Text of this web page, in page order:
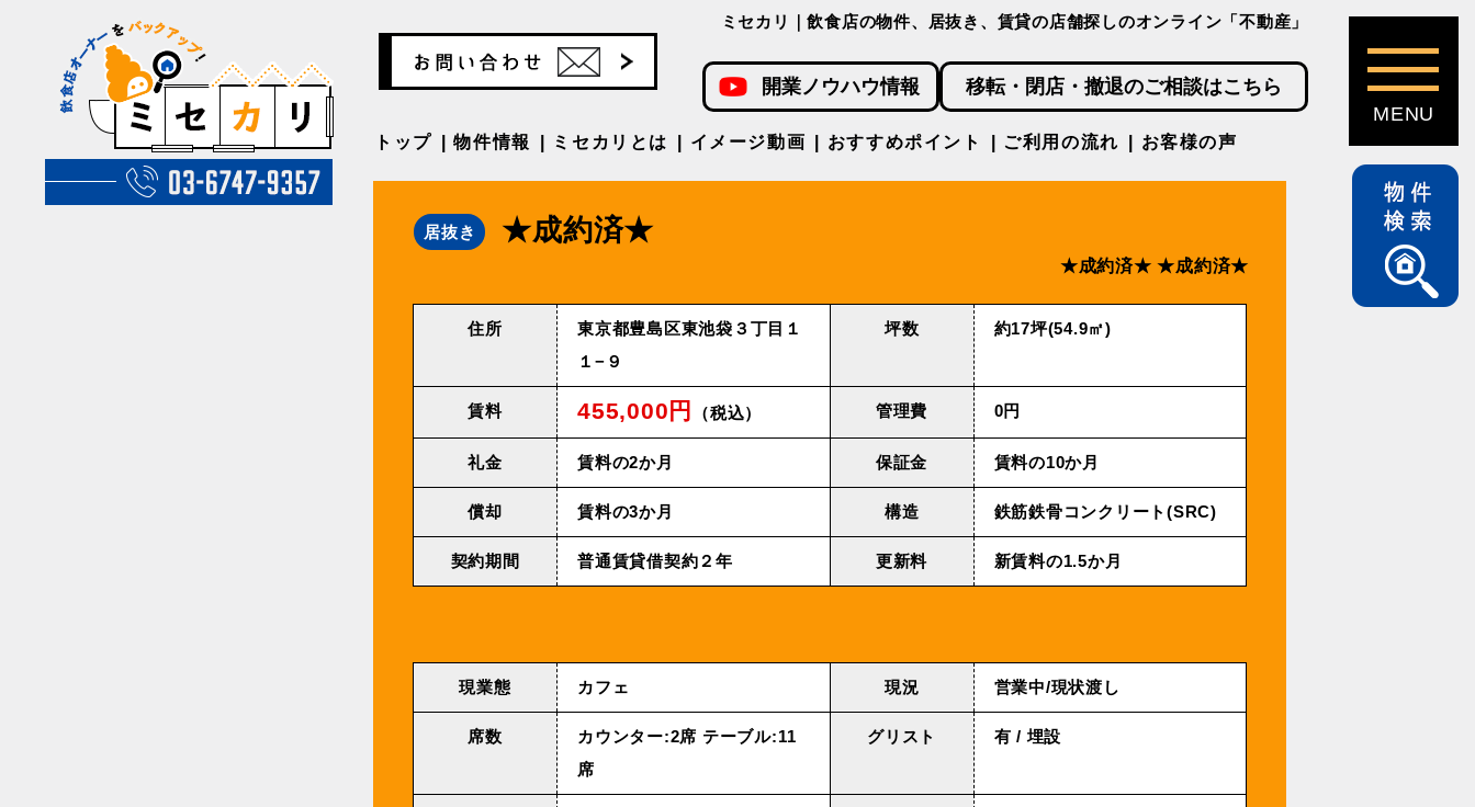
ミセカリ｜飲食店の物件、居抜き、賃貸の店舗探しのオンライン「不動産」
開業ノウハウ情報 移転・閉店・撤退のご相談はこちら
トップ 物件情報 ミセカリとは イメージ動画 おすすめポイント ご利用の流れ お客様の声
居抜き ★成約済★
★成約済★ ★成約済★
住所
東京都豊島区東池袋３丁目１
１−９
坪数 約17坪(54.9㎡)
賃料 455,000円 （税込） 管理費 0円
礼金 賃料の2か月 保証金 賃料の10か月
償却 賃料の3か月 構造 鉄筋鉄骨コンクリート(SRC)
契約期間 普通賃貸借契約２年 更新料 新賃料の1.5か月
現業態 カフェ 現況 営業中/現状渡し
席数
カウンター:2席 テーブル:11
席
グリスト 有 / 埋設